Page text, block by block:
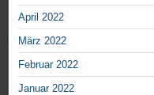
April 2022
März 2022
Februar 2022
Januar 2022